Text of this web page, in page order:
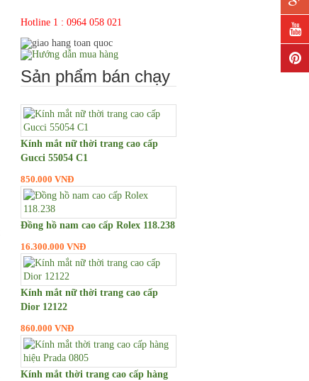
Hotline 1 : 0964 058 021
Sản phẩm bán chạy
Kính mắt nữ thời trang cao cấp
Gucci 55054 C1
850.000 VNĐ
Đồng hồ nam cao cấp Rolex 118.238
16.300.000 VNĐ
Kính mắt nữ thời trang cao cấp
Dior 12122
860.000 VNĐ
Kính mắt thời trang cao cấp hàng